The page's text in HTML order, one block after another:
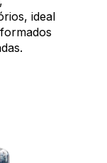
ideal